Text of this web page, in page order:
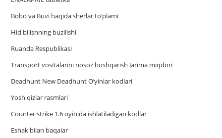
Bobo va Buvi haqida sherlar to‘plami
Hid bilishning buzilishi
Ruanda Respublikasi
Trаnsport vositаlаrini nosoz boshqаrish Jаrimа miqdori
Deadhunt New Deadhunt O’yinlar kodlari
Yosh qizlar rasmlari
Counter strike 1.6 oyinida ishlatiladigan kodlar
Eshak bilan baqalar